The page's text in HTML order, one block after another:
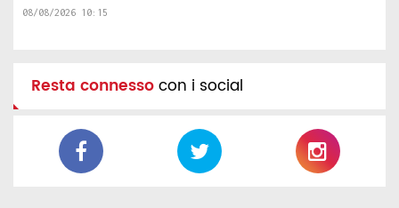
08/08/2026 10:15
Resta connessocon i social